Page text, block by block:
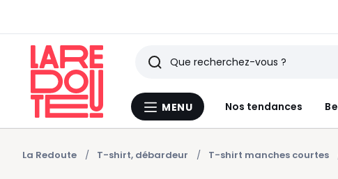
Menu
MENU Nos tendances
Rechercher
Derniers
articles
vus
La Redoute T-shirt, débardeur T-shirt manches courtes